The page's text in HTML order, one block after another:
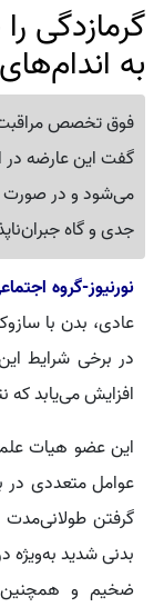
گرمازدگی
به
فوق تخصص
گفت این عارضه در
می‌شود و در صورت
جدی و گاه
نورنیوز-گروه
عادی، بدن با
در برخی شرایط
افزایش می‌یابد که
این عضو هیات
عوامل متعددی در
گرفتن
بدنی شدید به‌ویژه
ضخیم و همچنین